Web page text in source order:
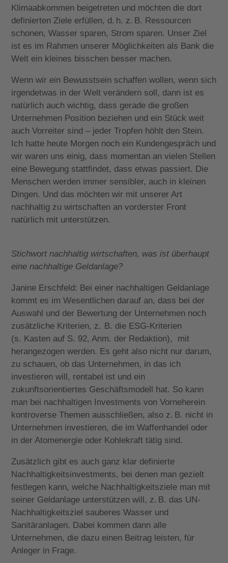
Klimaabkommen beigetreten und möchten die dort
definierten Ziele erfüllen, d. h. z. B. Ressourcen
schonen, Wasser sparen, Strom sparen. Unser Ziel
ist es im Rahmen unserer Möglichkeiten als Bank die
Welt ein kleines bisschen besser machen.
Wenn wir ein Bewusstsein schaffen wollen, wenn sich
irgendetwas in der Welt verändern soll, dann ist es
natürlich auch wichtig, dass gerade die großen
Unternehmen Position beziehen und ein Stück weit
auch Vorreiter sind – jeder Tropfen höhlt den Stein.
Ich hatte heute Morgen noch ein Kundengespräch und
wir waren uns einig, dass momentan an vielen Stellen
eine Bewegung stattfindet, dass etwas passiert. Die
Menschen werden immer sensibler, auch in kleinen
Dingen. Und das möchten wir mit unserer Art
nachhaltig zu wirtschaften an vorderster Front
natürlich mit unterstützen.
Stichwort nachhaltig wirtschaften, was ist überhaupt
eine nachhaltige Geldanlage?
Janine Erschfeld: Bei einer nachhaltigen Geldanlage
kommt es im Wesentlichen darauf an, dass bei der
Auswahl und der Bewertung der Unternehmen noch
zusätzliche Kriterien, z. B. die ESG-Kriterien
(s. Kasten auf S. 92, Anm. der Redaktion), mit
herangezogen werden. Es geht also nicht nur darum,
zu schauen, ob das Unternehmen, in das ich
investieren will, rentabel ist und ein
zukunftsorientiertes Geschäftsmodell hat. So kann
man bei nachhaltigen Investments von Vorneherein
kontroverse Themen ausschließen, also z. B. nicht in
Unternehmen investieren, die im Waffenhandel oder
in der Atomenergie oder Kohlekraft tätig sind.
Zusätzlich gibt es auch ganz klar definierte
Nachhaltigkeitsinvestments, bei denen man gezielt
festlegen kann, welche Nachhaltigkeitsziele man mit
seiner Geldanlage unterstützen will, z. B. das UN-
Nachhaltigkeitsziel sauberes Wasser und
Sanitäranlagen. Dabei kommen dann alle
Unternehmen, die dazu einen Beitrag leisten, für
Anleger in Frage.